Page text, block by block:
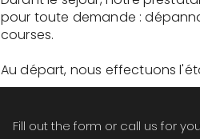
pour toute demande :
courses.
Au départ, nous effectuons
Fill out the form or call us for